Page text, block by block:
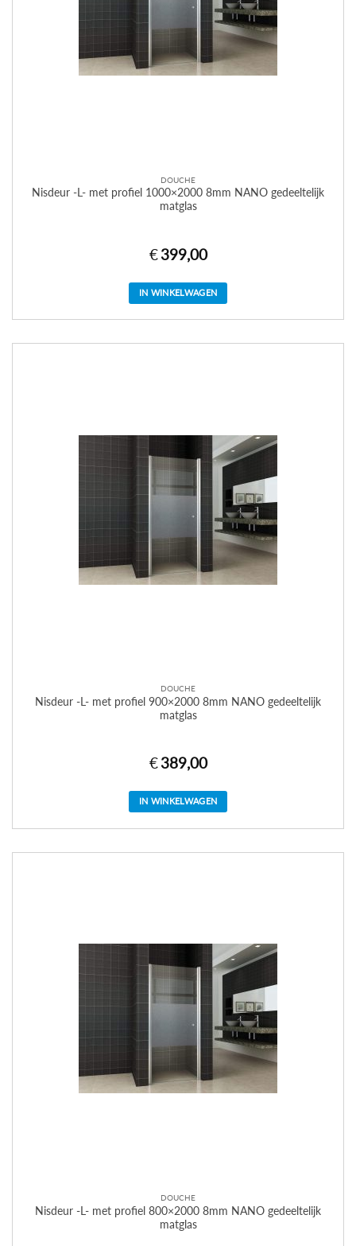
DOUCHE
Nisdeur -L- met profiel 1000×2000 8mm NANO gedeeltelijk
matglas
€ 399,00
IN WINKELWAGEN
DOUCHE
Nisdeur -L- met profiel 900×2000 8mm NANO gedeeltelijk
matglas
€ 389,00
IN WINKELWAGEN
DOUCHE
Nisdeur -L- met profiel 800×2000 8mm NANO gedeeltelijk
matglas